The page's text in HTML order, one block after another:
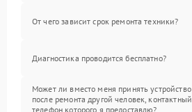
От чего зависит срок ремонта техники?
Диагностика проводится бесплатно?
Может ли вместо меня принять устройство
после ремонта другой человек, контактный
телефон которого я предоставлю?